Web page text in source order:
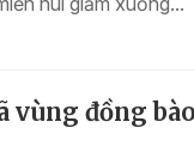
vùng đồng bào